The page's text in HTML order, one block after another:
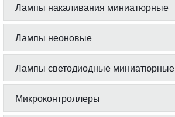
Лампы накаливания миниатюрные
Лампы неоновые
Лампы светодиодные миниатюрные
Микроконтроллеры